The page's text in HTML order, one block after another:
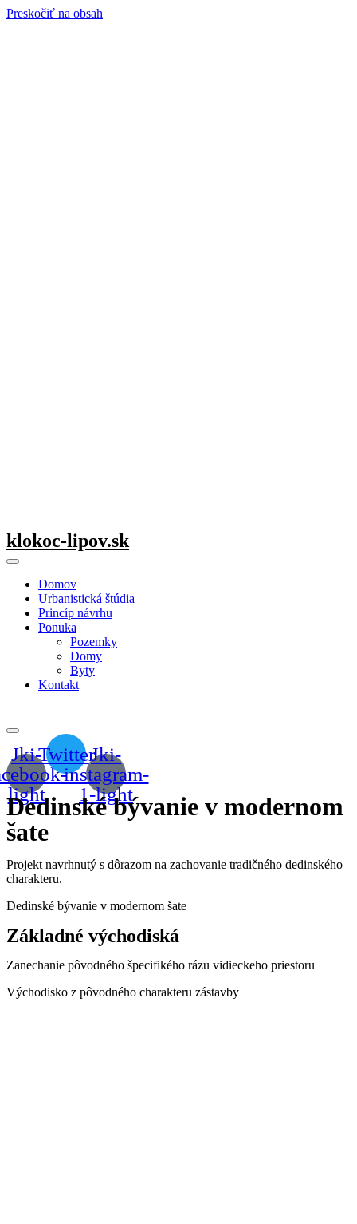
Preskočiť na obsah
klokoc-lipov.sk
Domov
Urbanistická štúdia
Princíp návrhu
Ponuka
Pozemky
Domy
Byty
Kontakt
Jki-
light
TwitterJki-
instagram-
1-light
Dedinské bývanie v modernom
šate
Projekt navrhnutý s dôrazom na zachovanie tradičného dedinského
charakteru.
Dedinské bývanie v modernom šate
Základné východiská
Zanechanie pôvodného špecifikého rázu vidieckeho priestoru
Východisko z pôvodného charakteru zástavby